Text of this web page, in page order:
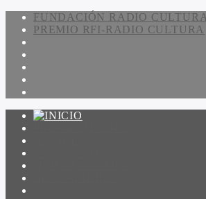
FUNDACIÓN RADIO CULTURA
PREMIO RFI-RADIO CULTURA